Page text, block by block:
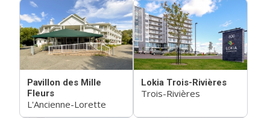
Pavillon des Mille
Fleurs
L'Ancienne-Lorette
Lokia Trois-Rivières
Trois-Rivières